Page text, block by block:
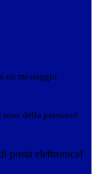
un messaggio
della password
posta elettronica!